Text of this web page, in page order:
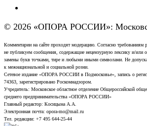
© 2026 «ОПОРА РОССИИ»:
Комментарии на сайте проходят модерацию. Согласно требованиям
не публикуем сообщения, содержащие нецензурную лексику и/или
замены букв точками, тире и любыми иными символами. Не
к межнациональной и социальной розни.
Сетевое издание «ОПОРА РОССИИ в Подмосковье», запись о
74363, зарегистрировано Роскомнадзором.
Учредитель: Московское областное отделение Общероссийской
среднего предпринимательства «ОПОРА РОССИИ»
Главный редактор: Косицына А.А.
Электронная почта: opora-mo@mail.ru
Тел. редакции: +7 495 644-25-44